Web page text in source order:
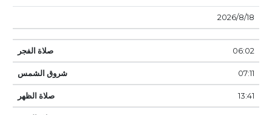
18‏‏/8‏‏/2026
06:02
07:11
13:41